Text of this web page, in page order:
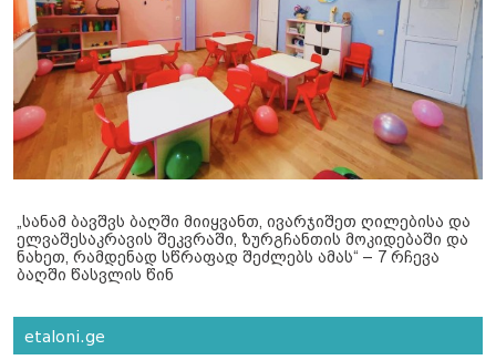
„სანამ ბავშვს ბაღში მიიყვანთ, ივარჯიშეთ ღილებისა და
ელვაშესაკრავის შეკვრაში, ზურგჩანთის მოკიდებაში და
ნახეთ, რამდენად სწრაფად შეძლებს ამას“ – 7 რჩევა
ბაღში წასვლის წინ
etaloni.ge